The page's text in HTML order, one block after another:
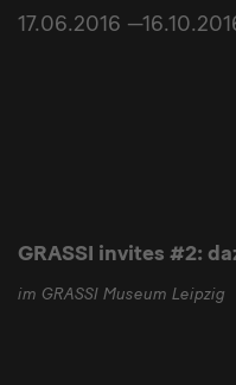
17.06.2016
GRASSI invites #2:
im GRASSI Museum Leipzig